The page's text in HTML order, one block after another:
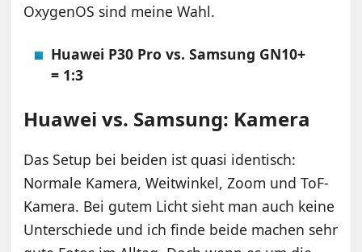
OxygenOS sind meine Wahl.
Huawei P30 Pro vs. Samsung GN10+
= 1:3
Huawei vs. Samsung: Kamera
Das Setup bei beiden ist quasi identisch:
Normale Kamera, Weitwinkel, Zoom und ToF-
Kamera. Bei gutem Licht sieht man auch keine
Unterschiede und ich finde beide machen sehr